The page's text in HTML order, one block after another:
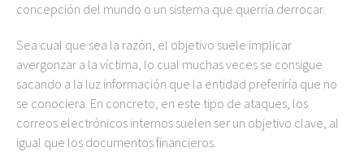
concepción del mundo o un sistema que querría derrocar.
Sea cual que sea la razón, el objetivo suele implicar
avergonzar a la víctima, lo cual muchas veces se consigue
sacando a la luz información que la entidad preferiría que no
se conociera. En concreto, en este tipo de ataques, los
correos electrónicos internos suelen ser un objetivo clave, al
igual que los documentos financieros.